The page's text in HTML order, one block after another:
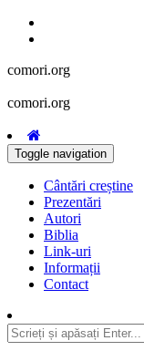
comori.org
comori.org
Toggle navigation
Cântări creștine
Prezentări
Autori
Biblia
Link-uri
Informații
Contact